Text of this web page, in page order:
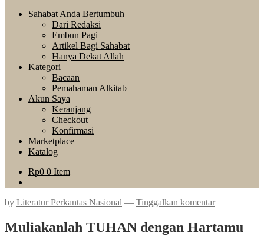
Sahabat Anda Bertumbuh
Dari Redaksi
Embun Pagi
Artikel Bagi Sahabat
Hanya Dekat Allah
Kategori
Bacaan
Pemahaman Alkitab
Akun Saya
Keranjang
Checkout
Konfirmasi
Marketplace
Katalog
Rp0 0 Item
by Literatur Perkantas Nasional — Tinggalkan komentar
Muliakanlah TUHAN dengan Hartamu